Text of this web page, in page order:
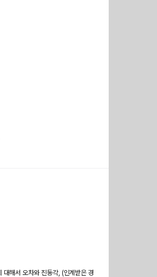
해서 오차와 진동각, (인계받은 경